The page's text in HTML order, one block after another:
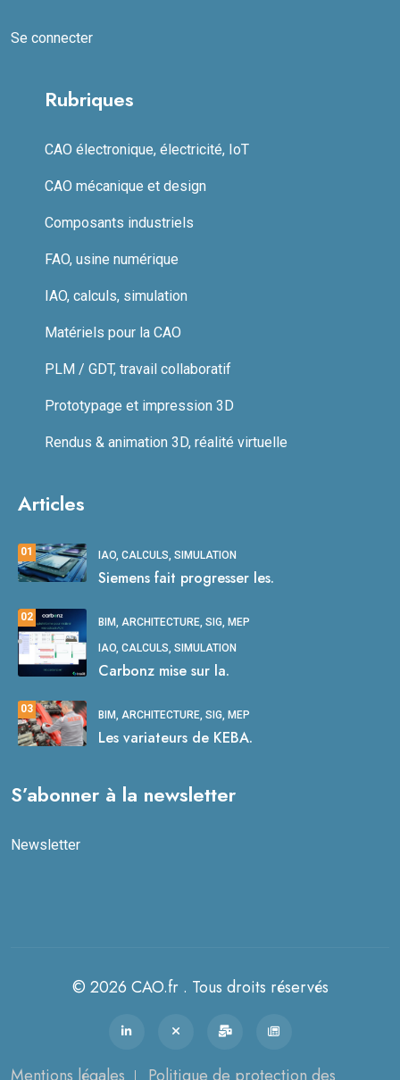
Se connecter
Rubriques
CAO électronique, électricité, IoT
CAO mécanique et design
Composants industriels
FAO, usine numérique
IAO, calculs, simulation
Matériels pour la CAO
PLM / GDT, travail collaboratif
Prototypage et impression 3D
Rendus & animation 3D, réalité virtuelle
Articles
01 IAO, CALCULS, SIMULATION
Siemens fait progresser les.
02 BIM, ARCHITECTURE, SIG, MEP
IAO, CALCULS, SIMULATION
Carbonz mise sur la.
03 BIM, ARCHITECTURE, SIG, MEP
Les variateurs de KEBA.
S’abonner à la newsletter
Newsletter
© 2026 CAO.fr . Tous droits réservés
Mentions légales Politique de protection des